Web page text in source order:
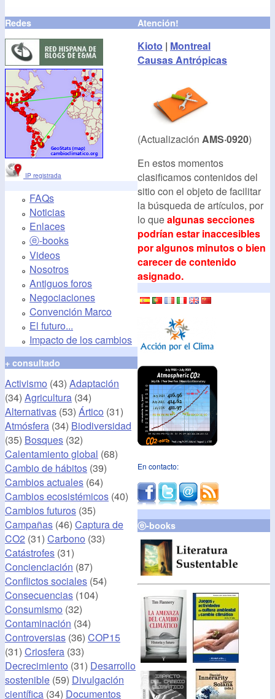
Redes
IP registrada
FAQs
Noticias
Enlaces
ⓔ-books
Videos
Nosotros
Antiguos foros
Negociaciones
Convención Marco
El futuro...
Impacto de los cambios
+ consultado
Activismo (43) Adaptación
(34) Agricultura (34)
Alternativas (53) Ártico (31)
Atmósfera (34) Biodiversidad
(35) Bosques (32)
Calentamiento global (68)
Cambio de hábitos (39)
Cambios actuales (64)
Cambios ecosistémicos (40)
Cambios futuros (35)
Campañas (46) Captura de
CO2 (31) Carbono (33)
Catástrofes (31)
Concienciación (87)
Conflictos sociales (54)
Consecuencias (104)
Consumismo (32)
Contaminación (34)
Controversias (36) COP15
(31) Criosfera (33)
Decrecimiento (31) Desarrollo
sostenible (59) Divulgación
científica (34) Documentos
Atención!
Kioto | Montreal
Causas Antrópicas
(Actualización AMS·0920)
En estos momentos
clasificamos contenidos del
sitio con el objeto de facilitar
la búsqueda de artículos, por
lo quealgunas secciones
podrían estar inaccesibles
por algunos minutos o bien
carecer de contenido
asignado.
En contacto:
ⓔ-books